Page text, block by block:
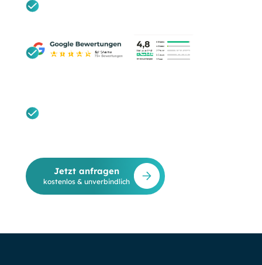
Kostenloser Potenzial-Check: Wir
Jetzt anfragen
kostenlos & unverbindlich